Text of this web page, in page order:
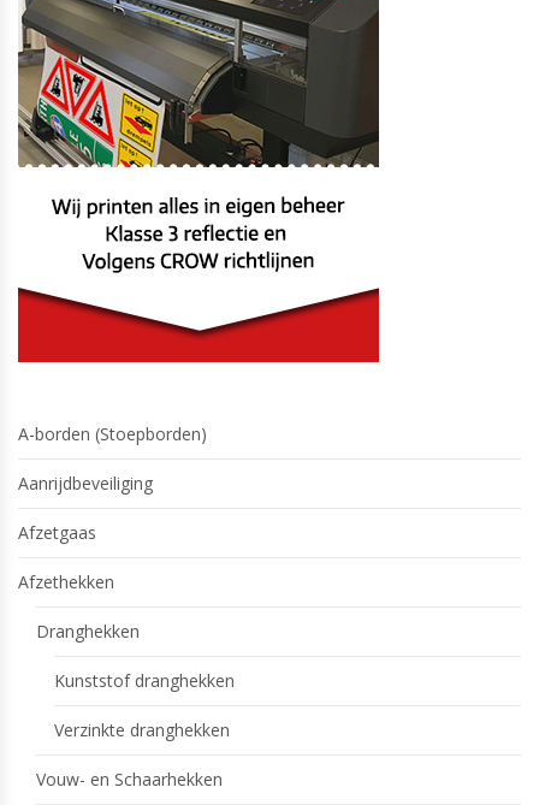
A-borden (Stoepborden)
Aanrijdbeveiliging
Afzetgaas
Afzethekken
Dranghekken
Kunststof dranghekken
Verzinkte dranghekken
Vouw- en Schaarhekken